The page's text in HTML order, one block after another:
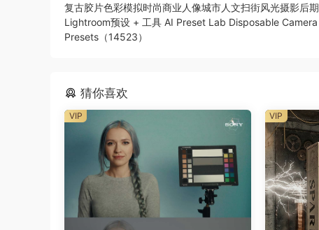
复古胶片色彩模拟时尚商业人像城市人文扫街风光摄影后期
Lightroom预设 + 工具 AI Preset Lab Disposable Camera
Presets（14523）
猜你喜欢
VIP VIP